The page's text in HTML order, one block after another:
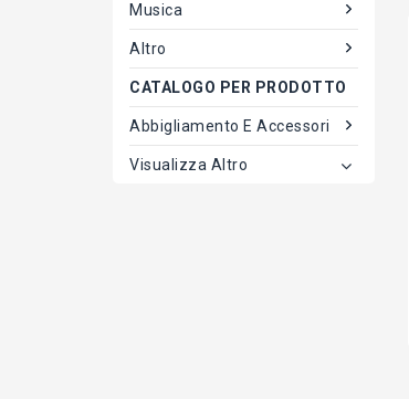
Musica
Altro
CATALOGO PER PRODOTTO
Abbigliamento E Accessori
Visualizza Altro